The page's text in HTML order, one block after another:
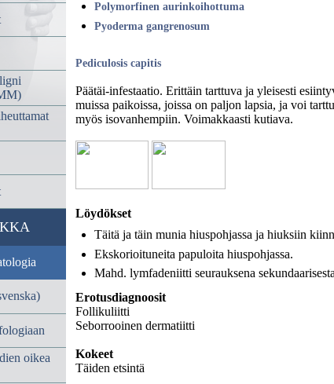
oikea
Polymorfinen aurinkoihottuma
Pyoderma gangrenosum
Pediculosis capitis
Päätäi-infestaatio. Erittäin tarttuva ja yleisesti
muissa paikoissa, joissa on paljon lapsia, ja voi
myös isovanhempiin. Voimakkaasti kutiava.
Löydökset
Täitä ja täin munia hiuspohjassa ja hiuksiin
Ekskorioituneita papuloita hiuspohjassa.
Mahd. lymfadeniitti seurauksena
Erotusdiagnoosit
Follikuliitti
Seborrooinen dermatiitti
Kokeet
Täiden etsintä